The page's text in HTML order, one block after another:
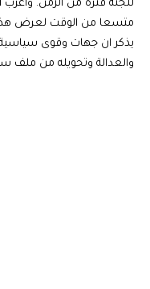
للجنة فترة من الزمن.
متسعا من الوقت لعرض هذا
يذكر ان جهات وقوى
والعدالة وتحويله من ملف